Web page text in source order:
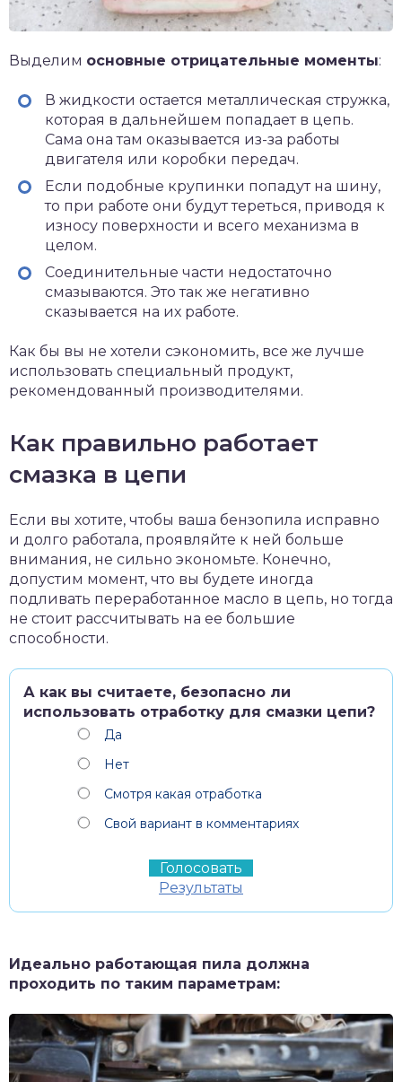
Выделим основные отрицательные моменты:
В жидкости остается металлическая стружка,
которая в дальнейшем попадает в цепь.
Сама она там оказывается из-за работы
двигателя или коробки передач.
Если подобные крупинки попадут на шину,
то при работе они будут тереться, приводя к
износу поверхности и всего механизма в
целом.
Соединительные части недостаточно
смазываются. Это так же негативно
сказывается на их работе.
Как бы вы не хотели сэкономить, все же лучше
использовать специальный продукт,
рекомендованный производителями.
Как правильно работает
смазка в цепи
Если вы хотите, чтобы ваша бензопила исправно
и долго работала, проявляйте к ней больше
внимания, не сильно экономьте. Конечно,
допустим момент, что вы будете иногда
подливать переработанное масло в цепь, но тогда
не стоит рассчитывать на ее большие
способности.
А как вы считаете, безопасно ли
использовать отработку для смазки цепи?
Да
Нет
Смотря какая отработка
Свой вариант в комментариях
Результаты
Идеально работающая пила должна
проходить по таким параметрам: